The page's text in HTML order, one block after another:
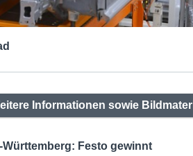
Informationen sowie
Festo gewinnt